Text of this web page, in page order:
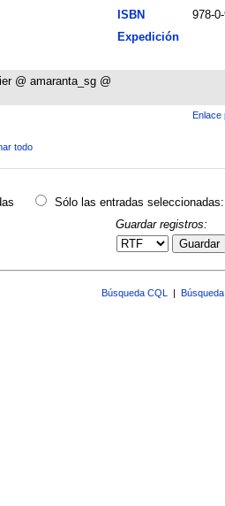
ISBN
978-
Expedición
@ amaranta_sg @
Enlace
todo
Sólo las entradas seleccionadas:
Guardar registros:
Guardar
Búsqueda CQL